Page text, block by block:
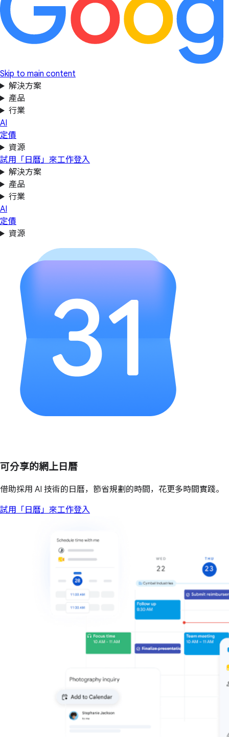
Skip to main content
解決方案
產品
行業
AI
定價
資源
試用「日曆」來工作登入
解決方案
產品
行業
AI
定價
資源
可分享的網上日曆
借助採用 AI 技術的日曆，節省規劃的時間，花更多時間實踐。
試用「日曆」來工作登入